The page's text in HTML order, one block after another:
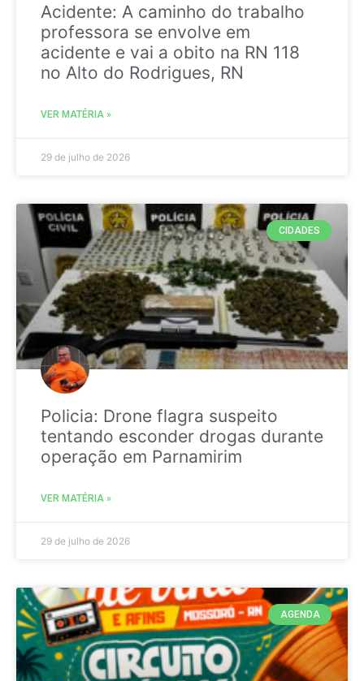
Acidente: A caminho do trabalho
professora se envolve em
acidente e vai a obito na RN 118
no Alto do Rodrigues, RN
VER MATÉRIA »
29 de julho de 2026
CIDADES
Policia: Drone flagra suspeito
tentando esconder drogas durante
operação em Parnamirim
VER MATÉRIA »
29 de julho de 2026
AGENDA